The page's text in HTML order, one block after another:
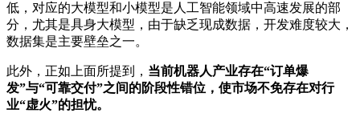
低，对应的大模型和小模型是人工智能领域中高速发展的部
分，尤其是具身大模型，由于缺乏现成数据，开发难度较大，
数据集是主要壁垒之一。
此外，正如上面所提到， 当前机器人产业存在“订单爆
发”与“可靠交付”之间的阶段性错位，使市场不免存在对行
业“虚火”的担忧。